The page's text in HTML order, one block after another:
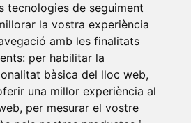
tecnologies de seguiment
la vostra experiència
amb les finalitats
per habilitar la
bàsica del lloc web,
una millor experiència al
, per mesurar el vostre
CEU•Universitat d'Alacant
•Universitat Autònoma de
de Barcelona•Universitat
•Universitat de Girona